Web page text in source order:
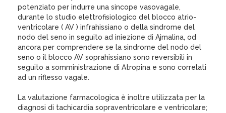
potenziato per indurre una sincope vasovagale,
durante lo studio elettrofisiologico del blocco atrio-
ventricolare ( AV ) infrahissiano o della sindrome del
nodo del seno in seguito ad iniezione di Ajmalina, od
ancora per comprendere se la sindrome del nodo del
seno o il blocco AV soprahissiano sono reversibili in
seguito a somministrazione di Atropina e sono correlati
ad un riflesso vagale.
La valutazione farmacologica è inoltre utilizzata per la
diagnosi di tachicardia sopraventricolare e ventricolare;